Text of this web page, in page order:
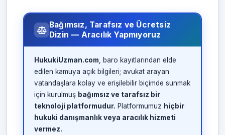
Bağımsız, Tarafsız ve Ücretsiz
Dizin — Aracılık Yapmıyoruz
HukukiUzman.com , baro kayıtlarından elde
edilen kamuya açık bilgileri; avukat arayan
vatandaşlara kolay ve erişilebilir biçimde sunmak
için kurulmuş bağımsız ve tarafsız bir
teknoloji platformudur. Platformumuz hiçbir
hukuki danışmanlık veya aracılık hizmeti
vermez.